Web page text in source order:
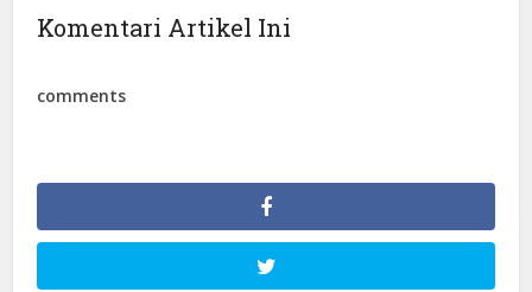
Komentari Artikel Ini
comments